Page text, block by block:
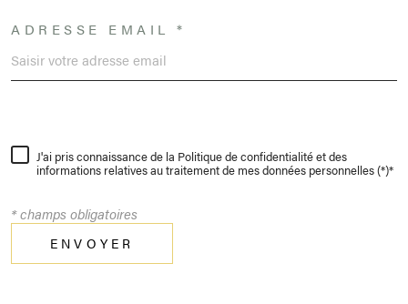
ADRESSE EMAIL *
J'ai pris connaissance de la Politique de confidentialité et des
informations relatives au traitement de mes données personnelles (*)*
* champs obligatoires
ENVOYER